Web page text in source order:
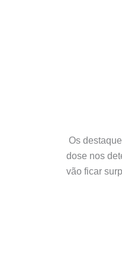
Os
dose nos
vão ficar